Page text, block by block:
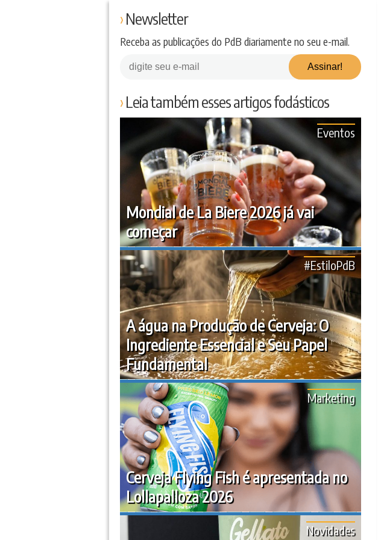
Newsletter
Receba as publicações do PdB diariamente no seu e-mail.
Leia também esses artigos fodásticos
Mondial de La Biere 2026 já vai
começar
Eventos
A água na Produção de Cerveja: O
Ingrediente Essencial e Seu Papel
Fundamental
#EstiloPdB
Cerveja Flying Fish é apresentada no
Lollapalloza 2026
Marketing
Novidades